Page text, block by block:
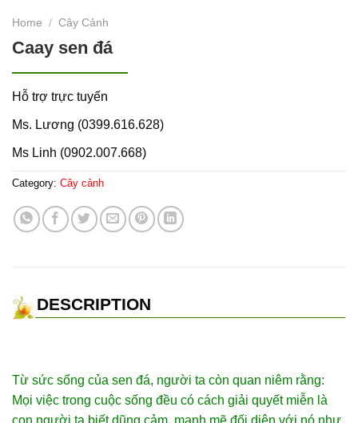
Home / Cây Cảnh
Caay sen đá
Hỗ trợ trực tuyến
Ms. Lương (0399.616.628)
Ms Linh (0902.007.668)
Category: Cây cảnh
DESCRIPTION
Từ sức sống của sen đá, người ta còn quan niêm rằng:
Mọi việc trong cuộc sống đều có cách giải quyết miễn là